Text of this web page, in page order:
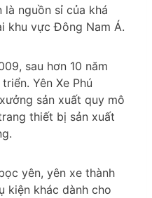
nguồn sỉ của khá
khu vực Đông Nam Á.
sau hơn 10 năm
Yên Xe Phú
sản xuất quy mô
thiết bị sản xuất
yên, yên xe thành
kiện khác dành cho